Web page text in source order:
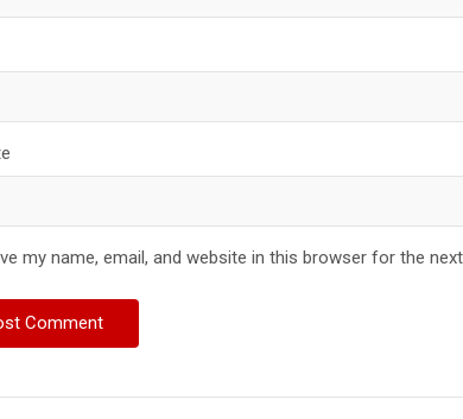
my name, email, and website in this browser for the